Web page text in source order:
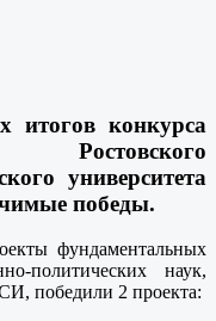
итогов конкурса
Ростовского
университета
победы.
фундаментальных
политических наук,
победили 2 проекта: